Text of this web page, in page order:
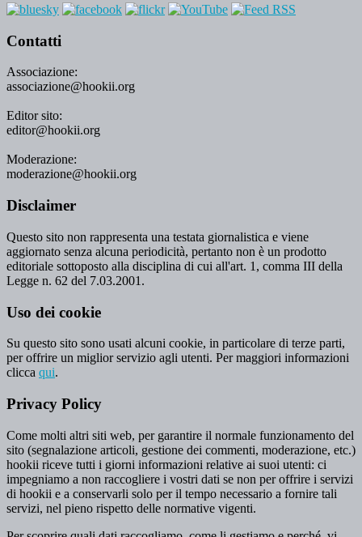
Contatti
Associazione:
associazione@hookii.org
Editor sito:
editor@hookii.org
Moderazione:
moderazione@hookii.org
Disclaimer
Questo sito non rappresenta una testata giornalistica e viene
aggiornato senza alcuna periodicità, pertanto non è un prodotto
editoriale sottoposto alla disciplina di cui all'art. 1, comma III della
Legge n. 62 del 7.03.2001.
Uso dei cookie
Su questo sito sono usati alcuni cookie, in particolare di terze parti,
per offrire un miglior servizio agli utenti. Per maggiori informazioni
clicca qui.
Privacy Policy
Come molti altri siti web, per garantire il normale funzionamento del
sito (segnalazione articoli, gestione dei commenti, moderazione, etc.)
hookii riceve tutti i giorni informazioni relative ai suoi utenti: ci
impegniamo a non raccogliere i vostri dati se non per offrire i servizi
di hookii e a conservarli solo per il tempo necessario a fornire tali
servizi, nel pieno rispetto delle normative vigenti.